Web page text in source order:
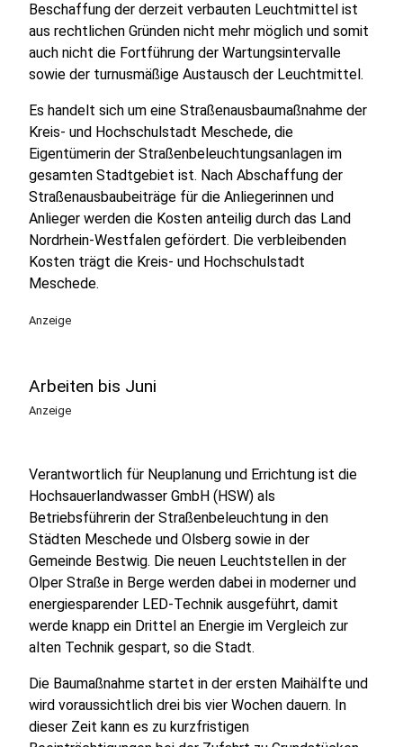
Beschaffung der derzeit verbauten Leuchtmittel ist
aus rechtlichen Gründen nicht mehr möglich und somit
auch nicht die Fortführung der Wartungsintervalle
sowie der turnusmäßige Austausch der Leuchtmittel.
Es handelt sich um eine Straßenausbaumaßnahme der
Kreis- und Hochschulstadt Meschede, die
Eigentümerin der Straßenbeleuchtungsanlagen im
gesamten Stadtgebiet ist. Nach Abschaffung der
Straßenausbaubeiträge für die Anliegerinnen und
Anlieger werden die Kosten anteilig durch das Land
Nordrhein-Westfalen gefördert. Die verbleibenden
Kosten trägt die Kreis- und Hochschulstadt
Meschede.
Anzeige
Arbeiten bis Juni
Anzeige
Verantwortlich für Neuplanung und Errichtung ist die
Hochsauerlandwasser GmbH (HSW) als
Betriebsführerin der Straßenbeleuchtung in den
Städten Meschede und Olsberg sowie in der
Gemeinde Bestwig. Die neuen Leuchtstellen in der
Olper Straße in Berge werden dabei in moderner und
energiesparender LED-Technik ausgeführt, damit
werde knapp ein Drittel an Energie im Vergleich zur
alten Technik gespart, so die Stadt.
Die Baumaßnahme startet in der ersten Maihälfte und
wird voraussichtlich drei bis vier Wochen dauern. In
dieser Zeit kann es zu kurzfristigen